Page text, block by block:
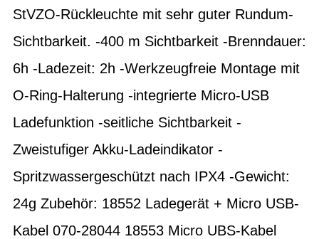
StVZO-Rückleuchte mit sehr guter Rundum-
Sichtbarkeit. -400 m Sichtbarkeit -Brenndauer:
6h -Ladezeit: 2h -Werkzeugfreie Montage mit
O-Ring-Halterung -integrierte Micro-USB
Ladefunktion -seitliche Sichtbarkeit -
Zweistufiger Akku-Ladeindikator -
Spritzwassergeschützt nach IPX4 -Gewicht:
24g Zubehör: 18552 Ladegerät + Micro USB-
Kabel 070-28044 18553 Micro UBS-Kabel